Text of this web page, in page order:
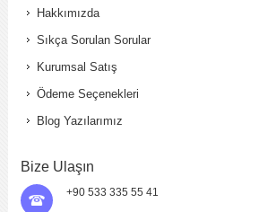
Hakkımızda
Sıkça Sorulan Sorular
Kurumsal Satış
Ödeme Seçenekleri
Blog Yazılarımız
Bize Ulaşın
+90 533 335 55 41